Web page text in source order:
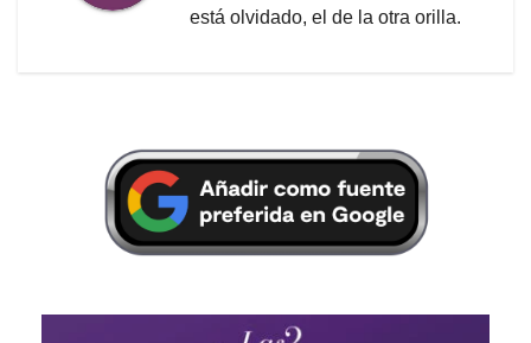
está olvidado, el de la otra orilla.